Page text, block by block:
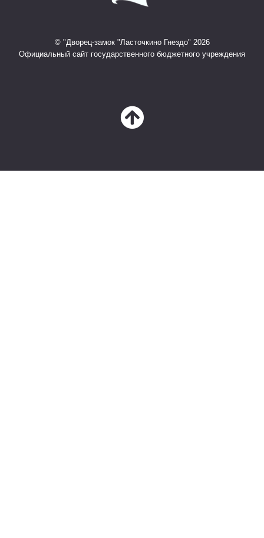
© "Дворец-замок "Ласточкино Гнездо" 2026
Официальный сайт государственного бюджетного учреждения